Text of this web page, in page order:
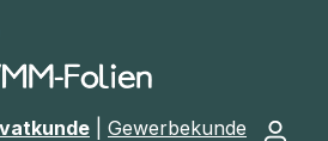
Gewerbekunde